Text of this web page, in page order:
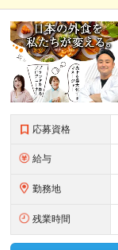
応募資格
給与
勤務地
残業時間